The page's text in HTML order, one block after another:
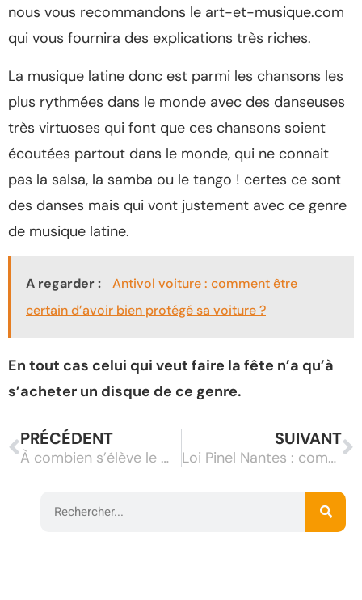
nous vous recommandons le art-et-musique.com
qui vous fournira des explications très riches.
La musique latine donc est parmi les chansons les
plus rythmées dans le monde avec des danseuses
très virtuoses qui font que ces chansons soient
écoutées partout dans le monde, qui ne connait
pas la salsa, la samba ou le tango ! certes ce sont
des danses mais qui vont justement avec ce genre
de musique latine.
A regarder :
Antivol voiture : comment être
certain d’avoir bien protégé sa voiture ?
En tout cas celui qui veut faire la fête n’a qu’à
s’acheter un disque de ce genre.
PRÉCÉDENT
À combien s’élève le montant de la facture de votre serrurier ?
SUIVANT
Loi Pinel Nantes : comment investir indirectement dans l’immobilier ?